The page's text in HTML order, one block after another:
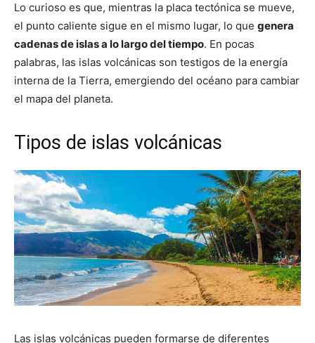
Lo curioso es que, mientras la placa tectónica se mueve,
el punto caliente sigue en el mismo lugar, lo que genera
cadenas de islas a lo largo del tiempo. En pocas
palabras, las islas volcánicas son testigos de la energía
interna de la Tierra, emergiendo del océano para cambiar
el mapa del planeta.
Tipos de islas volcánicas
Las islas volcánicas pueden formarse de diferentes